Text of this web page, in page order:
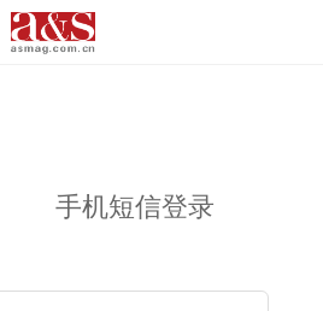
手机短信登录